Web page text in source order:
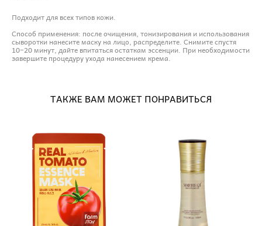
Подходит для всех типов кожи.
Способ применения: после очищения, тонизирования и использования
сыворотки нанесите маску на лицо, распределите. Снимите спустя
10−20 минут, дайте впитаться остаткам эссенции. При необходимости
завершите процедуру ухода нанесением крема.
ТАКЖЕ ВАМ МОЖЕТ ПОНРАВИТЬСЯ